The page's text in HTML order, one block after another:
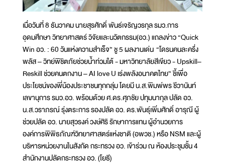
เมื่อวันที่ 8 ธันวาคม นายสุรศักดิ์ พันธ์เจริญวรกุล รมว.การ
อุดมศึกษา วิทยาศาสตร์ วิจัยและนวัตกรรม(อว.) แถลงข่าว “Quick
Win อว. : 60 วันแห่งความสำเร็จ” ชู 5 ผลงานเด่น “โดรนคนละครึ่ง
พลัส – วิทย์พิชิตภัยช่วยน้ำท่วมใต้ - มหาวิทยาลัยสีเขียว - Upskill–
Reskill ช่วยคนตกงาน – AI love U เร่งพลังอนาคตไทย” ชี้เพื่อ
ประโยชน์ของพี่น้องประชาชนทุกกลุ่ม โดยมี น.ส.พิมพ์พร ชีวานันท์
เลขานุการ รมว.อว. พร้อมด้วย ศ.ดร.ศุภชัย ปทุมนากุล ปลัด อว.
น.ส.วราภรณ์ รุ่งตระการ รองปลัด อว. ดร.พันธุ์เพิ่มศักดิ์ อารุณี ผู้
ช่วยปลัด อว. นายสุวรงค์ วงษ์ศิริ รักษาการแทน ผู้อำนวยการ
องค์การพิพิธภัณฑ์วิทยาศาสตร์แห่งชาติ (อพวช.) หรือ NSM และผู้
บริหารหน่วยงานในสังกัด กระทรวง อว. เข้าร่วม ณ ห้องประชุมชั้น 4
สำนักงานปลัดกระทรวง อว. (โยธี)